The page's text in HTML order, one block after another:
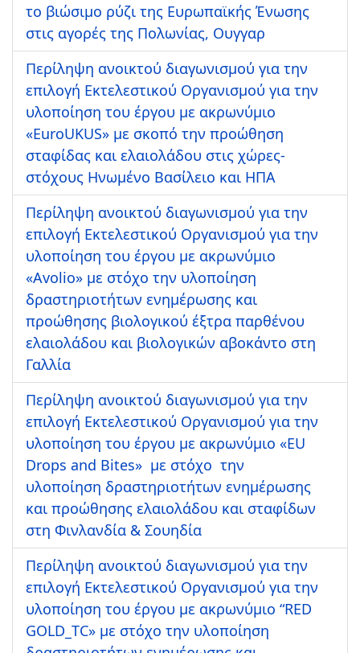
το βιώσιμο ρύζι της Ευρωπαϊκής Ένωσης
στις αγορές της Πολωνίας, Ουγγαρ
Περίληψη ανοικτού διαγωνισμού για την
επιλογή Εκτελεστικού Οργανισμού για την
υλοποίηση του έργου με ακρωνύμιο
«ΕuroUKUS» με σκοπό την προώθηση
σταφίδας και ελαιολάδου στις χώρες-
στόχους Ηνωμένο Βασίλειο και ΗΠΑ
Περίληψη ανοικτού διαγωνισμού για την
επιλογή Εκτελεστικού Οργανισμού για την
υλοποίηση του έργου με ακρωνύμιο
«Avolio» με στόχο την υλοποίηση
δραστηριοτήτων ενημέρωσης και
προώθησης βιολογικού έξτρα παρθένου
ελαιολάδου και βιολογικών αβοκάντο στη
Γαλλία
Περίληψη ανοικτού διαγωνισμού για την
επιλογή Εκτελεστικού Οργανισμού για την
υλοποίηση του έργου με ακρωνύμιο «EU
Drops and Bites» με στόχο την
υλοποίηση δραστηριοτήτων ενημέρωσης
και προώθησης ελαιολάδου και σταφίδων
στη Φινλανδία & Σουηδία
Περίληψη ανοικτού διαγωνισμού για την
επιλογή Εκτελεστικού Οργανισμού για την
υλοποίηση του έργου με ακρωνύμιο “RED
GOLD_TC» με στόχο την υλοποίηση